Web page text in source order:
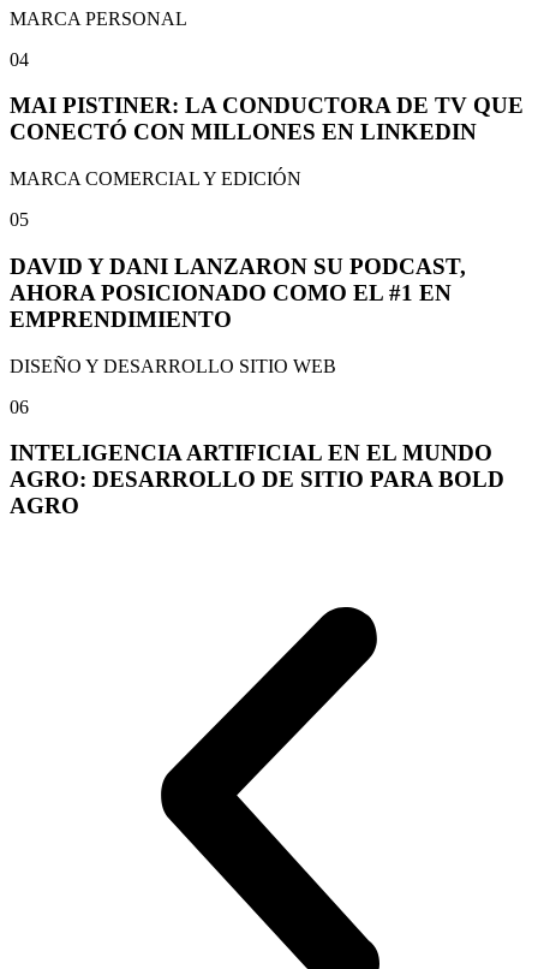
MARCA PERSONAL
04
MAI PISTINER: LA CONDUCTORA DE TV QUE
CONECTÓ CON MILLONES EN LINKEDIN
MARCA COMERCIAL Y EDICIÓN
05
DAVID Y DANI LANZARON SU PODCAST,
AHORA POSICIONADO COMO EL #1 EN
EMPRENDIMIENTO
DISEÑO Y DESARROLLO SITIO WEB
06
INTELIGENCIA ARTIFICIAL EN EL MUNDO
AGRO: DESARROLLO DE SITIO PARA BOLD
AGRO